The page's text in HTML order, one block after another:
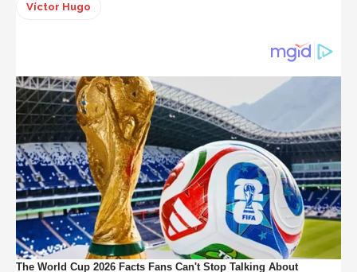
Víctor Hugo